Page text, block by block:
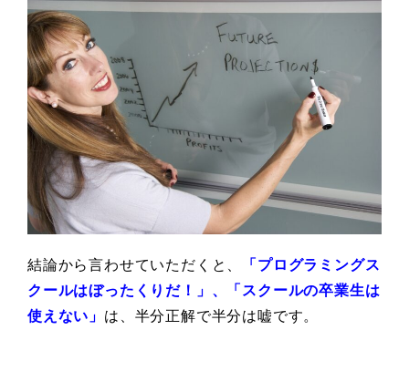
結論から言わせていただくと、
「プログラミングス
クールはぼったくりだ！」、
「スクールの卒業生は
使えない」 は、半分正解で半分は嘘です。